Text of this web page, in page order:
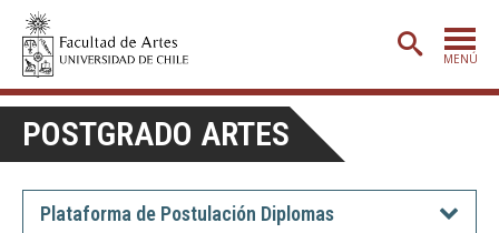
MENÚ
PORTADA
ADMISIÓN
ETAPA BÁSICA
POSTGRADO ARTES
Plataforma de Postulación Diplomas